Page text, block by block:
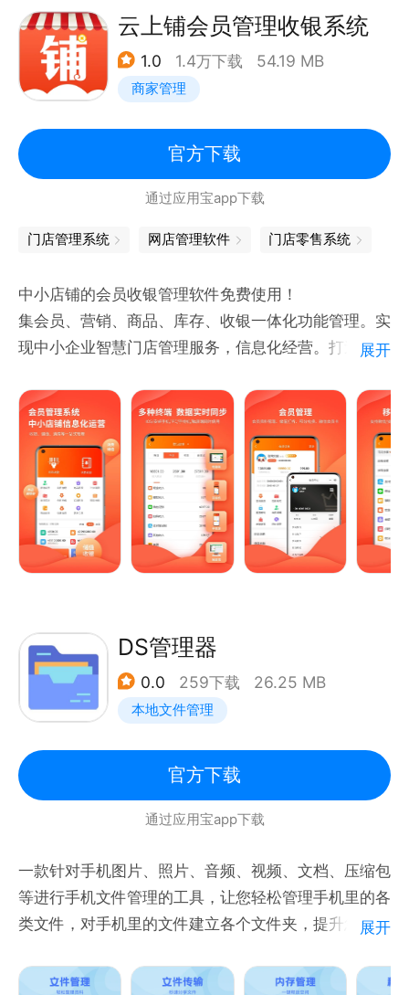
1.手机在线录入阿姨简历，在线预览，一键分享给雇
主。操作简单，效率更高！
2.在线查询阿姨信用，支持查询身份真伪，老赖查询。
谈单更方便，签单更容易！
4.支持生成热文推广，一键拼单找阿姨等，找阿姨更轻
松
5.支持添加合同，查看到期合同，随时随地签合同
6.支持员工管理，资金管理，到期提醒等功能
保洁业态产品特色：
1、可随时随地代客下单并指派服务人员
2、可实时接收新订单通知，避免漏接单，灵活处理订
单
3、查看服务人员排班、智能派单、在线收款，管理服
务过程、随时掌握工单进度
开家政公司，用熊猫系统！
云上铺会员管理收银系统
1.0 1.4万下载 54.19 MB
商家管理
官方下载
通过应用宝app下载
门店管理系统 网店管理软件 门店零售系统
中小店铺的会员收银管理软件免费使用！
集会员、营销、商品、库存、收银一体化功能管理。实
现中小企业智慧门店管理服务，信息化经营。打造中国
五大核心功能：3分钟上手操作
【会员管理】：实现会员办卡、积分、打折、储值、计
次等。
【会员营销】：通过开展储值、消费满就送满就减，会
员生日、节假日等活动进行促销。会员标签分类管理、
【商品项目】：零售商品，服务项目，积分礼品、套餐
打折、进销存、盘点等。
【消费收银】：可实现计次消费、计时消费、快速打折
消费、商品消费等。
您收款的好帮手。
优势功能：
助查询余额积分。
【微营销】：一键制作发放精美电子优惠券，优惠促
销。
【微预约】：会员可在线预约某项服务。
展开
DS管理器
0.0 259下载 26.25 MB
本地文件管理
官方下载
通过应用宝app下载
一款针对手机图片、照片、音频、视频、文档、压缩包
等进行手机文件管理的工具，让您轻松管理手机里的各
类文件，对手机里的文件建立各个文件夹，提升您日常
机文件轻松快捷管理。
展开